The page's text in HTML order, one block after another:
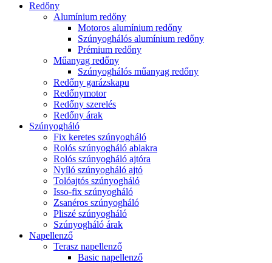
Redőny
Alumínium redőny
Motoros alumínium redőny
Szúnyoghálós alumínium redőny
Prémium redőny
Műanyag redőny
Szúnyoghálós műanyag redőny
Redőny garázskapu
Redőnymotor
Redőny szerelés
Redőny árak
Szúnyogháló
Fix keretes szúnyogháló
Rolós szúnyogháló ablakra
Rolós szúnyogháló ajtóra
Nyíló szúnyogháló ajtó
Tolóajtós szúnyogháló
Isso-fix szúnyogháló
Zsanéros szúnyogháló
Pliszé szúnyogháló
Szúnyogháló árak
Napellenző
Terasz napellenző
Basic napellenző